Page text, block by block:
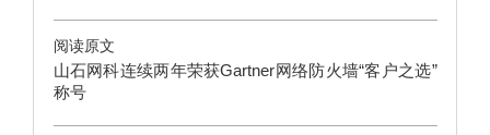
阅读原文
山石网科连续两年荣获Gartner网络防火墙“客户之选”
称号